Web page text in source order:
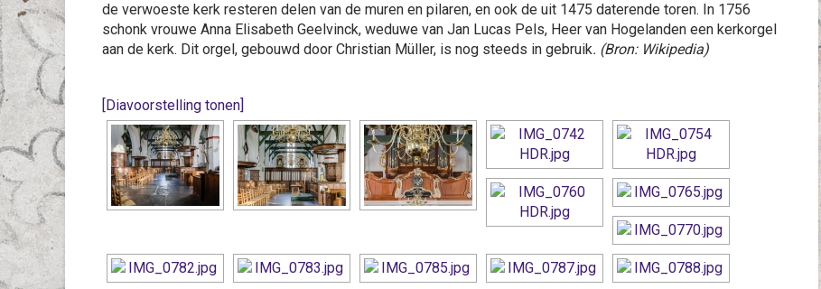
de verwoeste kerk resteren delen van de muren en pilaren, en ook de uit 1475 daterende toren. In 1756
schonk vrouwe Anna Elisabeth Geelvinck, weduwe van Jan Lucas Pels, Heer van Hogelanden een kerkorgel
aan de kerk. Dit orgel, gebouwd door Christian Müller, is nog steeds in gebruik. (Bron: Wikipedia)
[Diavoorstelling tonen]